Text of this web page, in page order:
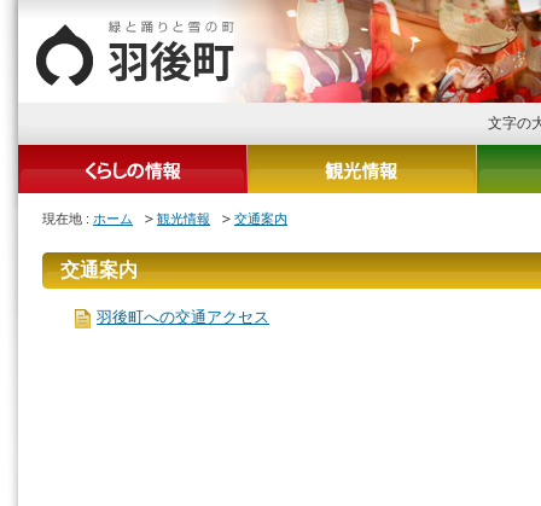
文字の
現在地 : ホーム 観光情報 交通案内
交通案内
羽後町への交通アクセス